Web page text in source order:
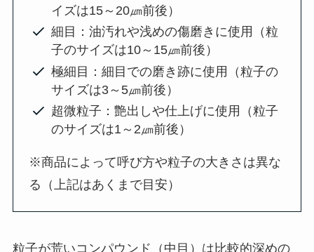
イズは15～20㎛前後）
細目：油汚れや浅めの傷磨きに使用（粒
子のサイズは10～15㎛前後）
極細目：細目での磨き跡に使用（粒子の
サイズは3～5㎛前後）
超微粒子：艶出しや仕上げに使用（粒子
のサイズは1～2㎛前後）
※商品によって呼び方や粒子の大きさは異な
る（上記はあくまで目安）
粒子が荒いコンパウンド（中目）は比較的深めの